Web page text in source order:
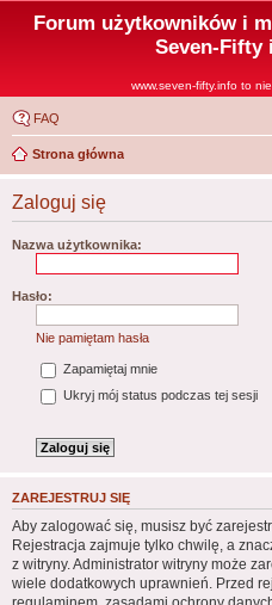
Forum użytkowników i
Seven-Fifty
www.seven-fifty.info to
FAQ
Strona główna
Zaloguj się
Nazwa użytkownika:
Hasło:
Nie pamiętam hasła
Zapamiętaj mnie
Ukryj mój status podczas tej sesji
ZAREJESTRUJ SIĘ
Aby zalogować się, musisz być
Rejestracja zajmuje tylko chwilę, a
z witryny. Administrator witryny może
wiele dodatkowych uprawnień. Przed